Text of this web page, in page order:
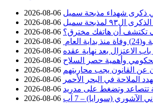
2026-08-06 ذكرى شهداء مذبحة سميل
2026-08-06
سميل
2026-08-06 تكتشف أن هاتفك مخترق؟
2026-08-06
2026-08-06 باب الاعتزال بعد نهاية عقده
2026-08-06 الحكومي وأهمية حصر السلاح
2026-08-06 عن القانون يجب محاربتهم
2026-08-06 الملاحة في البحر الأحمر
2026-08-06 تتصاعد وتضغط على مدريد
2026-08-06
الآشوري (سورايا) – 7 آب